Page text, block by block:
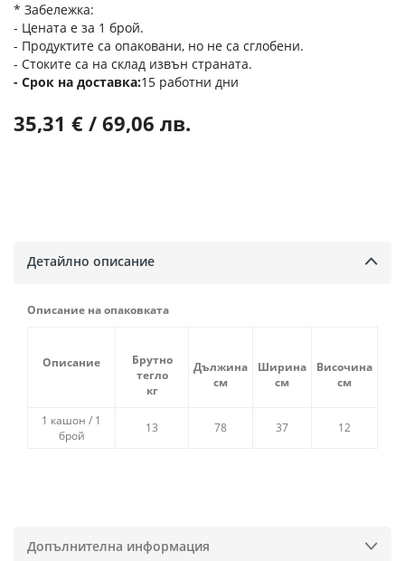
* Забележка:
- Цената е за 1 брой.
- Продуктите са опаковани, но не са сглобени.
- Стоките са на склад извън страната.
Срок на доставка 15 работни дни
35,31 € / 69,06 лв.
Детайлно описание
Описание на опаковката
Описание
Брутно
тегло
кг
Дължина
см
Ширина
см
Височина
см
1 кашон / 1
брой
13 78 37 12
Допълнителна информация